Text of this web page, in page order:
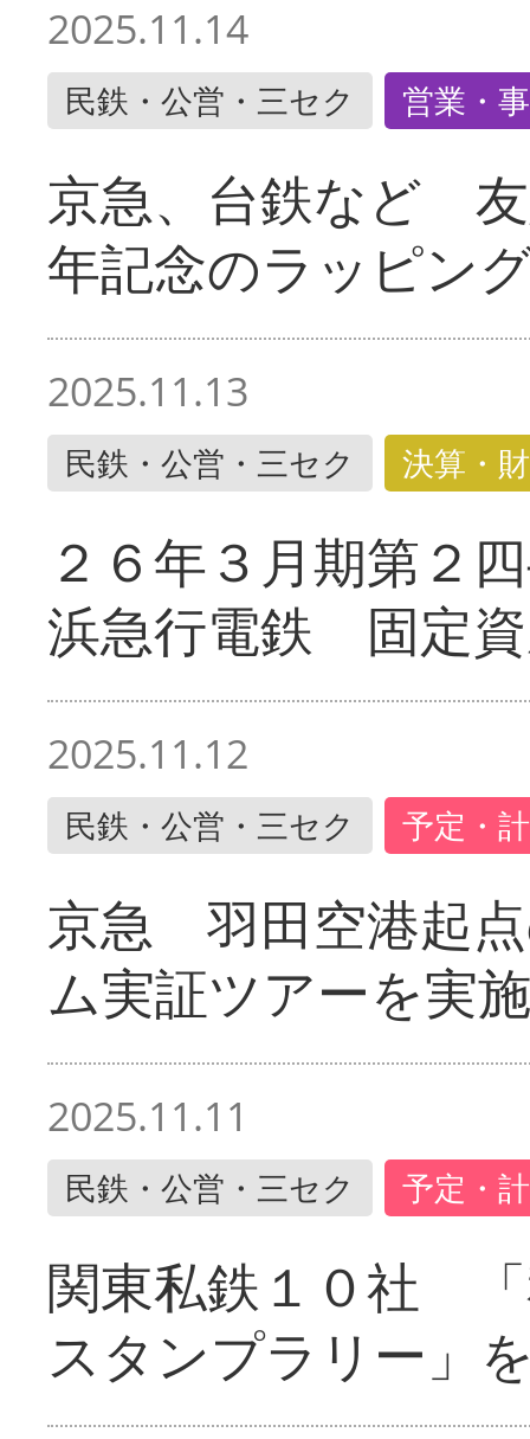
2025.11.14
民鉄・公営・三セク 営業・
京急、台鉄など
年記念のラッピン
2025.11.13
民鉄・公営・三セク 決算・
２６年３月期第２
浜急行電鉄 固定
2025.11.12
民鉄・公営・三セク 予定・
京急 羽田空港起
ム実証ツアーを実施
2025.11.11
民鉄・公営・三セク 予定・
関東私鉄１０社
スタンプラリー」